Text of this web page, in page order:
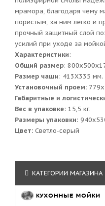
мрамора, благодаря чему
пористым, за ним легко и
прочный защитный слой
усилий при уходе за
Характеристики:
Общий размер:
Размер чаши: 413Х335 мм.
Установочный проем:
Габаритные и
Вес в упаковке: 15,5 кг.
Размеры упаковки:
Цвет: Светло-серый
КАТЕГОРИИ МАГАЗИНА
КУХОННЫЕ МОЙКИ